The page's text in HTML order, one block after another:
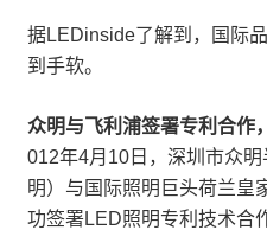
据LEDinside了解到，国际
到手软。
众明与飞利浦签署专利合作
012年4月10日，深圳市众
明）与国际照明巨头荷兰皇
功签署LED照明专利技术合